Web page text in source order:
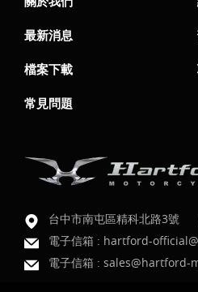
最新消息
檔案下載
常見問題
台中市南屯區精科北路3號
電子信箱 : hartford-
電子信箱 : sales@hartford-